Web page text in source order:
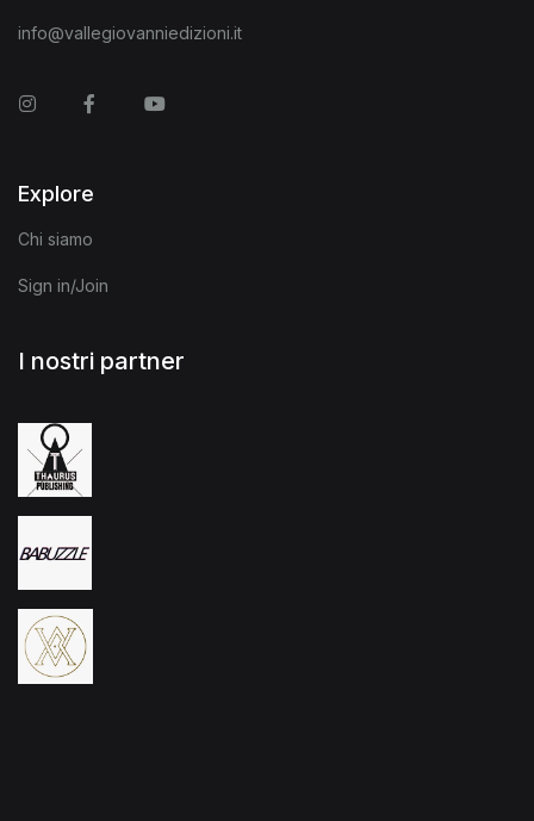
info@vallegiovanniedizioni.it
InstagramFacebookYou Tube
Explore
Chi siamo
Sign in/Join
I nostri partner